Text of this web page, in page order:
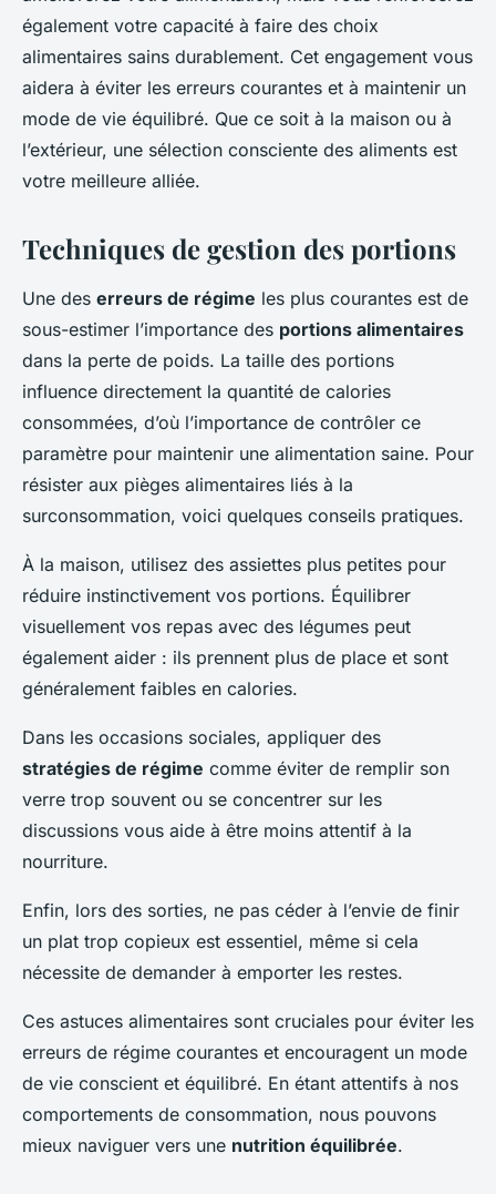
également votre capacité à faire des choix
alimentaires sains durablement. Cet engagement vous
aidera à éviter les erreurs courantes et à maintenir un
mode de vie équilibré. Que ce soit à la maison ou à
l’extérieur, une sélection consciente des aliments est
votre meilleure alliée.
Techniques de gestion des portions
Une des erreurs de régime les plus courantes est de
sous-estimer l’importance des portions alimentaires
dans la perte de poids. La taille des portions
influence directement la quantité de calories
consommées, d’où l’importance de contrôler ce
paramètre pour maintenir une alimentation saine. Pour
résister aux pièges alimentaires liés à la
surconsommation, voici quelques conseils pratiques.
À la maison, utilisez des assiettes plus petites pour
réduire instinctivement vos portions. Équilibrer
visuellement vos repas avec des légumes peut
également aider : ils prennent plus de place et sont
généralement faibles en calories.
Dans les occasions sociales, appliquer des
stratégies de régime comme éviter de remplir son
verre trop souvent ou se concentrer sur les
discussions vous aide à être moins attentif à la
nourriture.
Enfin, lors des sorties, ne pas céder à l’envie de finir
un plat trop copieux est essentiel, même si cela
nécessite de demander à emporter les restes.
Ces astuces alimentaires sont cruciales pour éviter les
erreurs de régime courantes et encouragent un mode
de vie conscient et équilibré. En étant attentifs à nos
comportements de consommation, nous pouvons
mieux naviguer vers une nutrition équilibrée.